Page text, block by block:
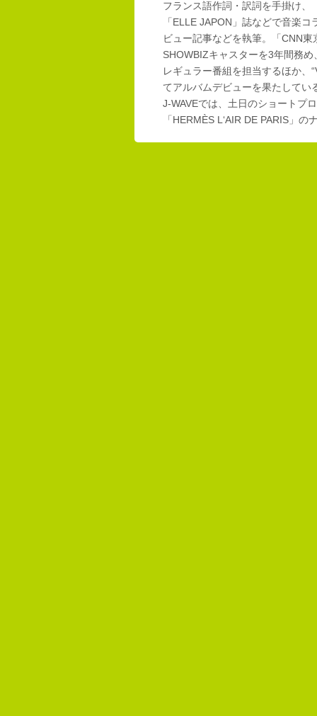
フランス語作詞・訳詞を手掛け、
「ELLE JAPON」誌などで音楽コ
ビュー記事などを執筆。「CNN東
SHOWBIZキャスターを3年間務め
レギュラー番組を担当するほか、
てアルバムデビューを果たしてい
J-WAVEでは、土日のショートプ
「HERMÈS L‘AIR DE PARIS」